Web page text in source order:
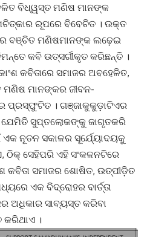
ବିଧ୍ୱସ୍ତ ମଣିଷ ମାନଙ୍କ
ରୂପରେ ବିବେଚିତ । ଉକ୍ତ
ବଞ୍ଚିତ ମଣିଷମାନଙ୍କ ଲଢ଼େଇ
କବି ଉତ୍ସର୍ଗୀକୃତ କରିଛନ୍ତି ।
କବିତାରେ ସମାଜର ଅବହେଳିତ,
ମାନଙ୍କର ଜୀବନ-
ପ୍ରସ୍ଫୁଟିତ । ଗଞ୍ଜାକୁକୁଡ଼ାଟିଏର
ଯେମିତି ସୁପ୍ତଲୋକଙ୍କୁ ଜାଗୃତକରି
ଏକ ନୂତନ ସକାଳର ସୂର୍ଯ୍ୟୋଦୟକୁ
ଠିକ୍ ସେହିପରି ଏହି ସଂକଳନଟିରେ
କବିତା ସମାଜର ଶୋଷିତ, ଉତ୍ପୀଡ଼ିତ
ଏକ ବିଦ୍ରୋହର ବାର୍ତ୍ତା
ଅଧିକାର ସାବ୍ୟସ୍ତ କରିବା
କରିଥାଏ ।